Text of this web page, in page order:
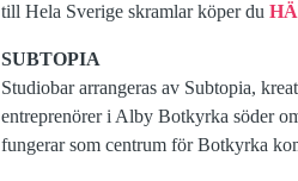
till Hela Sverige skramlar köper du
SUBTOPIA
Studiobar arrangeras av Subtopia,
entreprenörer i Alby Botkyrka söder
fungerar som centrum för Botkyrka